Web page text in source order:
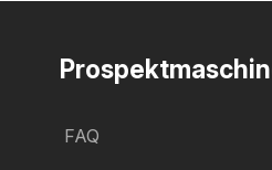
FAQ